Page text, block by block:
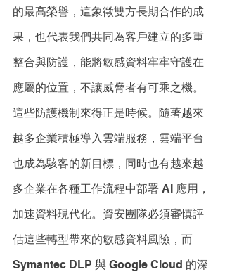
的最高榮譽，這象徵雙方長期合作的成
果，也代表我們共同為客戶建立的多重
整合與防護，能將敏感資料牢牢守護在
應屬的位置，不讓威脅者有可乘之機。
這些防護機制來得正是時候。隨著越來
越多企業積極導入雲端服務，雲端平台
也成為駭客的新目標，同時也有越來越
多企業在各種工作流程中部署 AI 應用，
加速資料現代化。資安團隊必須審慎評
估這些轉型帶來的敏感資料風險，而
Symantec DLP 與 Google Cloud 的深